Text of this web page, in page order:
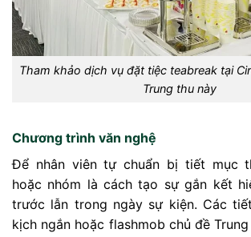
Tham khảo dịch vụ đặt tiệc teabreak tại
Trung thu này
Chương trình văn nghệ
Để nhân viên tự chuẩn bị tiết mục
hoặc nhóm là cách tạo sự gắn kết
trước lẫn trong ngày sự kiện. Các
kịch ngắn hoặc flashmob chủ đề